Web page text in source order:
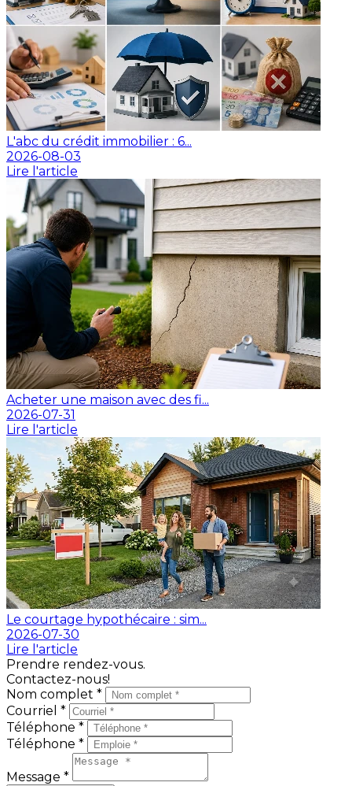
L'abc du crédit immobilier : 6...
2026-08-03
Lire l'article
Acheter une maison avec des fi...
2026-07-31
Lire l'article
Le courtage hypothécaire : sim...
2026-07-30
Lire l'article
Prendre rendez-vous.
Contactez-nous!
Nom complet *
Courriel *
Téléphone *
Téléphone *
Message *